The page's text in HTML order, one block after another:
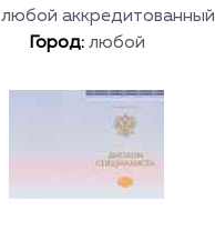
любой аккредитованный
Город: любой